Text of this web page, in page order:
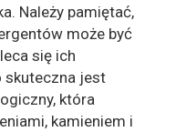
Należy pamiętać,
może być
się ich
skuteczna jest
która
kamieniem i